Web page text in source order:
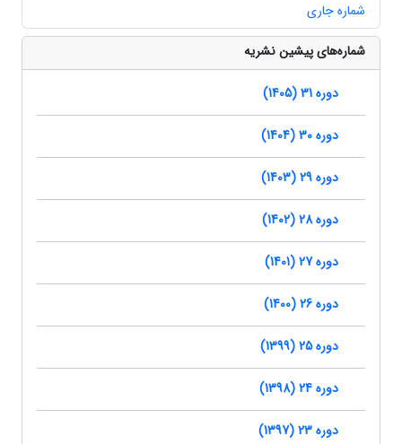
شماره جاری
شماره‌های پیشین نشریه
دوره 31 (1405)
دوره 30 (1404)
دوره 29 (1403)
دوره 28 (1402)
دوره 27 (1401)
دوره 26 (1400)
دوره 25 (1399)
دوره 24 (1398)
دوره 23 (1397)